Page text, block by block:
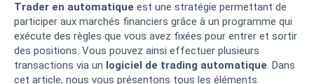
Trader en automatique est une stratégie permettant de
participer aux marchés financiers grâce à un programme qui
exécute des règles que vous avez fixées pour entrer et sortir
des positions. Vous pouvez ainsi effectuer plusieurs
transactions via un logiciel de trading automatique. Dans
cet article, nous vous présentons tous les éléments